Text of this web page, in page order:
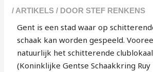
/ ARTIKELS / DOORSTEF RENKENS
Gent is een stad waar op
schaak kan worden gespeeld.
natuurlijk het schitterende clublokaal
(Koninklijke Gentse Schaakkring Ruy